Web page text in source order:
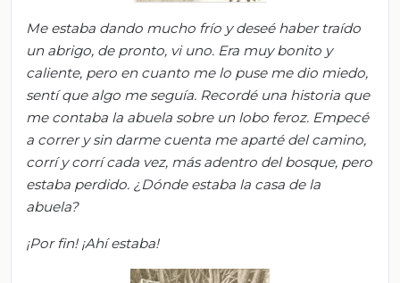
Me estaba dando mucho frío ydeseé haber traído
un abrigo, de pronto, vi uno. Era muy bonito y
caliente, pero en cuanto me lo puse me dio miedo,
sentí que algo me seguía. Recordé una historia que
me contaba la abuela sobre un lobo feroz. Empecé
a correr y sin darme cuenta me aparté del camino,
corrí y corrí cada vez, más adentro del bosque, pero
estaba perdido. ¿Dónde estaba la casa de la
abuela?
¡Por fin! ¡Ahí estaba!